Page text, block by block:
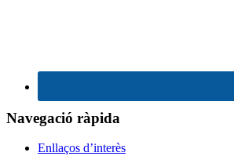
Navegació ràpida
Enllaços d’interès